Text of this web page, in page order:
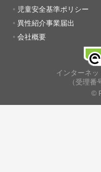
児童安全基準ポリシー
異性紹介事業届出
会社概要
インターネ
（受理番
©